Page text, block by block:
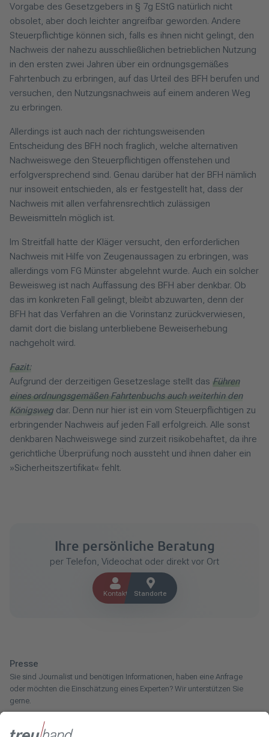
Vorgabe des Gesetzgebers in § 7g EStG natürlich nicht
obsolet, aber doch leichter angreifbar geworden. Andere
Steuerpflichtige können sich, falls es ihnen nicht gelingt, den
Nachweis der nahezu ausschließlichen betrieblichen Nutzung
in den ersten zwei Jahren über ein ordnungsgemäßes
Fahrtenbuch zu erbringen, auf das Urteil des BFH berufen und
versuchen, den Nutzungsnachweis auf einem anderen Weg
zu erbringen.
Allerdings ist auch nach der richtungsweisenden
Entscheidung des BFH noch fraglich, welche alternativen
Nachweiswege den Steuerpflichtigen offenstehen und
erfolgversprechend sind. Genau darüber hat der BFH nämlich
nur insoweit entschieden, als er festgestellt hat, dass der
Nachweis mit allen verfahrensrechtlich zulässigen
Beweismitteln möglich ist.
Im Streitfall hatte der Kläger versucht, den erforderlichen
Nachweis mit Hilfe von Zeugenaussagen zu erbringen, was
allerdings vom FG Münster abgelehnt wurde. Auch ein solcher
Beweisweg ist nach Auffassung des BFH aber denkbar. Ob
das im konkreten Fall gelingt, bleibt abzuwarten, denn der
BFH hat das Verfahren an die Vorinstanz zurückverwiesen,
damit dort die bislang unterbliebene Beweiserhebung
nachgeholt wird.
Fazit:
Aufgrund der derzeitigen Gesetzeslage stellt das Führen
eines ordnungsgemäßen Fahrtenbuchs auch weiterhin den
Königsweg dar. Denn nur hier ist ein vom Steuerpflichtigen zu
erbringender Nachweis auf jeden Fall erfolgreich. Alle sonst
denkbaren Nachweiswege sind zurzeit risikobehaftet, da ihre
gerichtliche Überprüfung noch aussteht und ihnen daher ein
»Sicherheitszertifikat« fehlt.
Ihre persönliche Beratung
per Telefon, Videochat oder direkt vor Ort
Kontakt Standorte
Presse
Sie sind Journalist und benötigen Informationen, haben eine Anfrage
oder möchten die Einschätzung eines Experten? Wir unterstützen Sie
gerne.